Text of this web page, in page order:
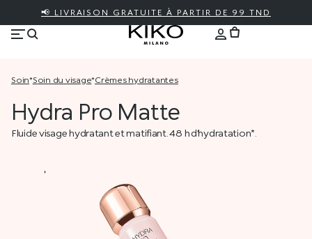
📢 LIVRAISON GRATUITE À PARTIR DE 99 TND
soin* soin du visage* crèmes hydratantes
Hydra Pro Matte
Fluide visage hydratant et matifiant. 48 h d’hydratation*.